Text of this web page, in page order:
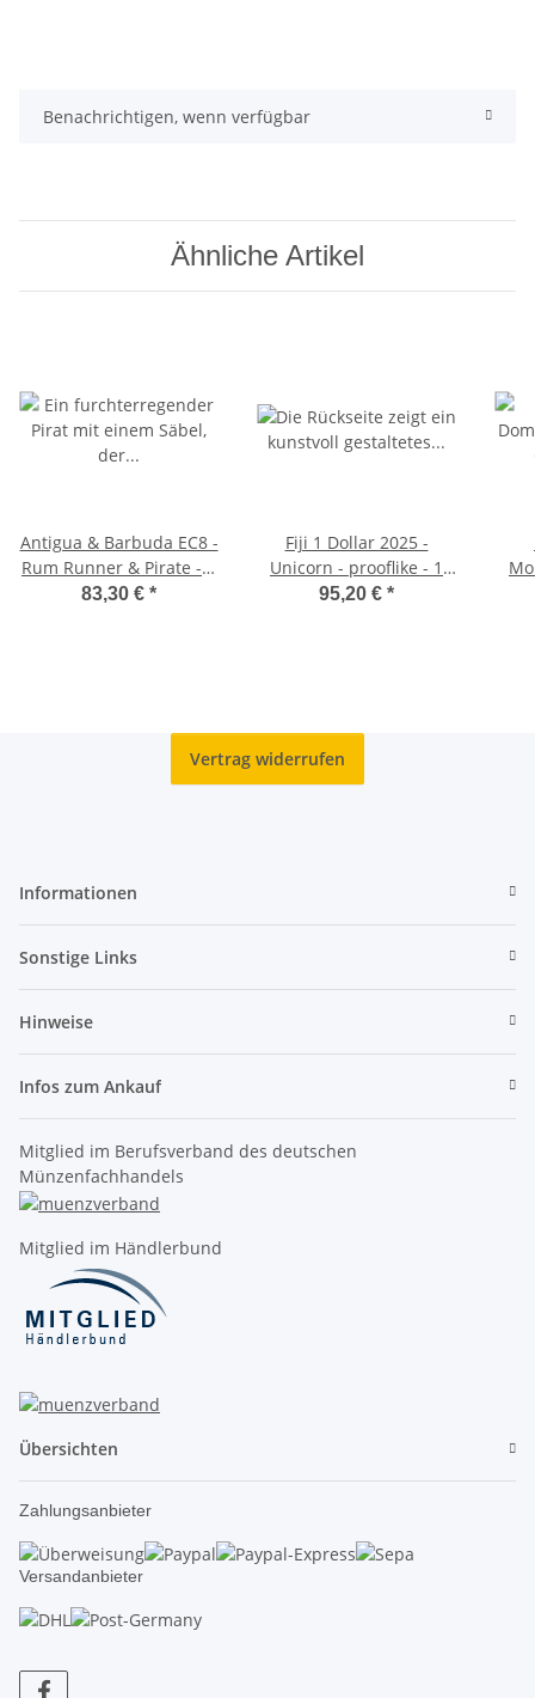
Benachrichtigen, wenn verfügbar
Ähnliche Artikel
Antigua & Barbuda EC8 -
Rum Runner & Pirate - 2
Dollar 2025 - 1 oz.
83,30 € *
Fiji 1 Dollar 2025 -
Unicorn - prooflike - 1
Unze Silber
95,20 € *
Vertrag widerrufen
Informationen
Sonstige Links
Hinweise
Infos zum Ankauf
Mitglied im Berufsverband des deutschen
Münzenfachhandels
Mitglied im Händlerbund
Übersichten
Zahlungsanbieter
Versandanbieter